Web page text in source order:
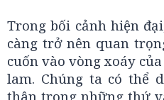
Trong bối cảnh hiện
càng trở nên quan
cuốn vào vòng xoáy
lam. Chúng ta có thể
thân trong những thứ